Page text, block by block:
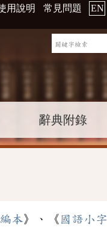
用說明 常見問題 EN
辭典附錄
本》、《 國語小字